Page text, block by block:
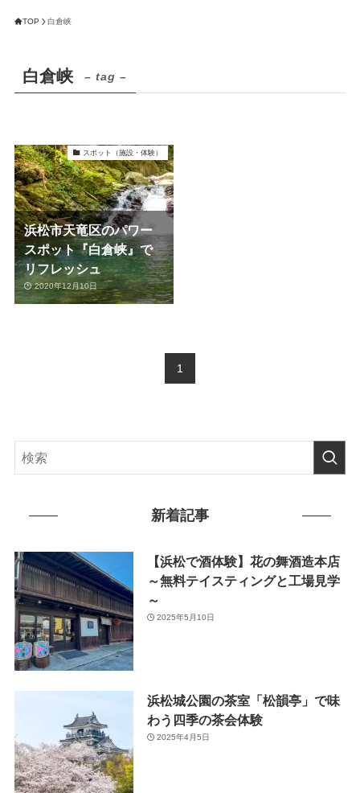
TOP 白倉峡
白倉峡 – tag –
スポット（施設・体験）
浜松市天竜区のパワー
スポット『白倉峡』で
リフレッシュ
2020年12月10日
1
新着記事
【浜松で酒体験】花の舞酒造本店
～無料テイスティングと工場見学
～
2025年5月10日
浜松城公園の茶室「松韻亭」で味
わう四季の茶会体験
2025年4月5日